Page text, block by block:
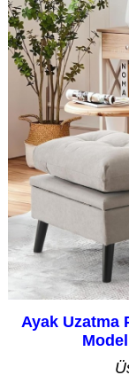
Ayak Uzatma